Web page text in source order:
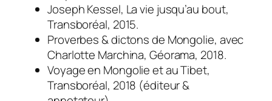
Joseph Kessel, La vie jusqu’au bout,
Transboréal, 2015.
Proverbes & dictons de Mongolie, avec
Charlotte Marchina, Géorama, 2018.
Voyage en Mongolie et au Tibet,
Transboréal, 2018 (éditeur &